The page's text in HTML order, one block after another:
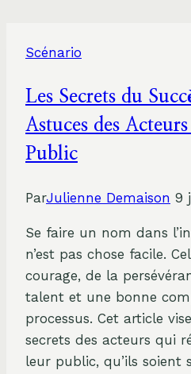
Scénario
Les Secrets du
Astuces des
Public
ParJulienne Demaison 9
Se faire un nom dans
n’est pas chose facile.
courage, de la
talent et une bonne
processus. Cet article
secrets des acteurs qui
leur public, qu’ils soient